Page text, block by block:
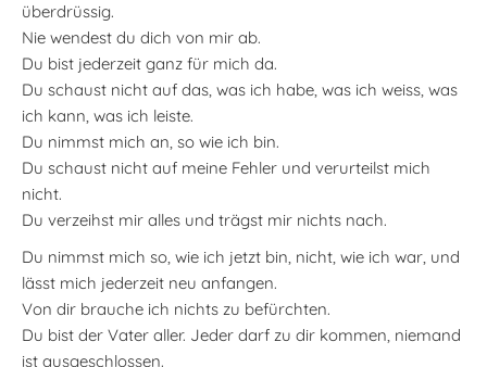
überdrüssig.
Nie wendest du dich von mir ab.
Du bist jederzeit ganz für mich da.
Du schaust nicht auf das, was ich habe, was ich weiss, was
ich kann, was ich leiste.
Du nimmst mich an, so wie ich bin.
Du schaust nicht auf meine Fehler und verurteilst mich
nicht.
Du verzeihst mir alles und trägst mir nichts nach.
Du nimmst mich so, wie ich jetzt bin, nicht, wie ich war, und
lässt mich jederzeit neu anfangen.
Von dir brauche ich nichts zu befürchten.
Du bist der Vater aller. Jeder darf zu dir kommen, niemand
ist ausgeschlossen.